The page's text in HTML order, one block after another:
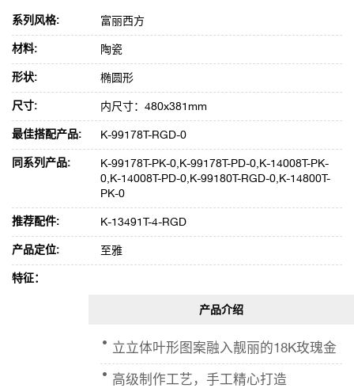
系列风格: 富丽西方
材料: 陶瓷
形状: 椭圆形
尺寸: 内尺寸：480x381mm
最佳搭配产品: K-99178T-RGD-0
同系列产品:
K-99178T-PK-0,K-99178T-PD-0,K-14008T-PK-
0,K-14008T-PD-0,K-99180T-RGD-0,K-14800T-
PK-0
推荐配件: K-13491T-4-RGD
产品定位: 至雅
特征：
立立体叶形图案融入靓丽的18K玫瑰金
高级制作工艺，手工精心打造